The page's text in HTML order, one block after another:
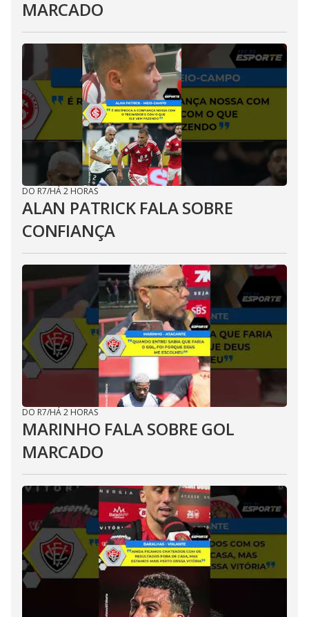
MARCADO
DO R7/HÁ 2 HORAS
ALAN PATRICK FALA SOBRE
CONFIANÇA
DO R7/HÁ 2 HORAS
MARINHO FALA SOBRE GOL
MARCADO